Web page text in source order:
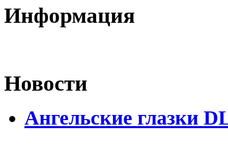
Информация
Новости
Ангельские глазки